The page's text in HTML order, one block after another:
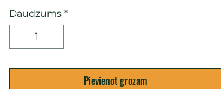
Daudzums *
Pievienot grozam